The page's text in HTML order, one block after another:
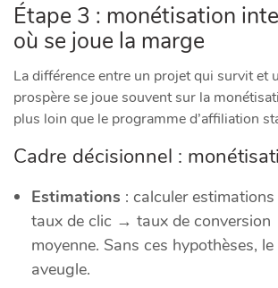
Étape 3 : monétisation
où se joue la marge
La différence entre un projet qui survit et
prospère se joue souvent sur la
plus loin que le programme d’affiliation
Cadre décisionnel :
Estimations : calculer
taux de clic → taux de
moyenne. Sans ces hypothèses,
aveugle.